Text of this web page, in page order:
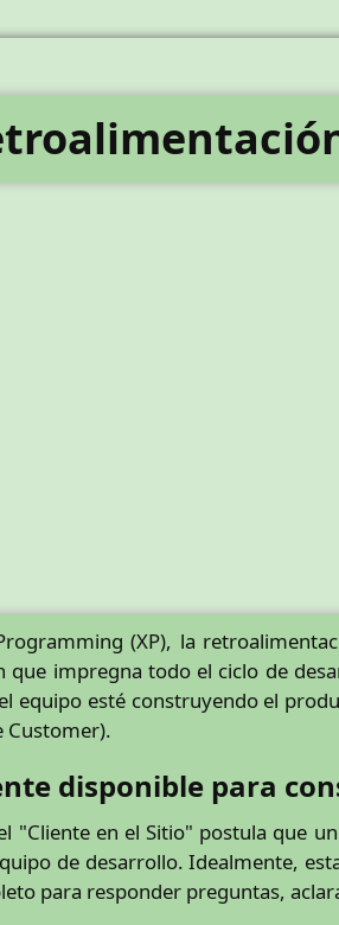
(XP), la
que impregna todo el ciclo de
equipo esté construyendo el
Customer).
disponible para
"Cliente en el Sitio" postula que
de desarrollo. Idealmente,
para responder preguntas,